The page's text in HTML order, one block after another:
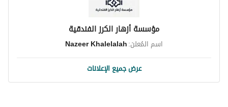
مؤسسة أزهار الكرز الفندقية
اسم المُعلن:Nazeer Khalelalah
عرض جميع الإعلانات